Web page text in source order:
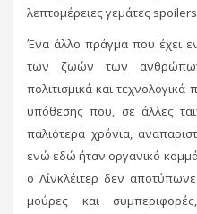
λεπτομέρειες γεμάτες
Ένα άλλο πράγμα που έχει
των ζωών των
πολιτισμικά και
υπόθεσης που, σε άλλες
παλιότερα χρόνια,
ενώ εδώ ήταν οργανικό
ο Λίνκλέιτερ δεν
μούρες και